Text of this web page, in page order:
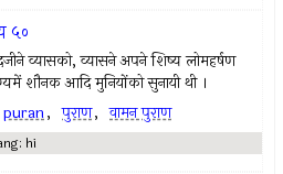
५०
व्यासको, व्यासने अपने शिष्य लोमहर्षण
शौनक आदि मुनियोंको सुनायी थी ।
puran, पुराण, वामन पुराण
hi